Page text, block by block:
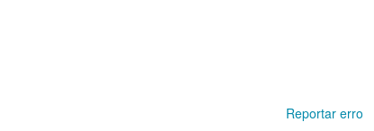
Reportar erro